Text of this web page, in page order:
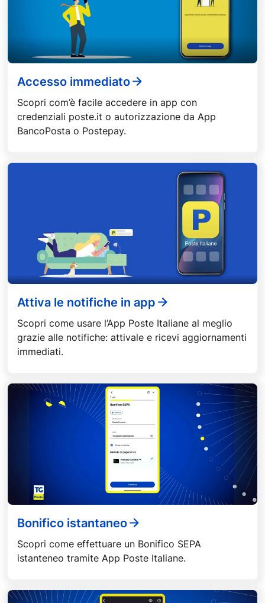
Accesso immediato
Scopri com’è facile accedere in app con
credenziali poste.it o autorizzazione da App
BancoPosta o Postepay.
Attiva le notifiche in app
Scopri come usare l’App Poste Italiane al meglio
grazie alle notifiche: attivale e ricevi aggiornamenti
immediati.
Bonifico istantaneo
Scopri come effettuare un Bonifico SEPA
istanteneo tramite App Poste Italiane.